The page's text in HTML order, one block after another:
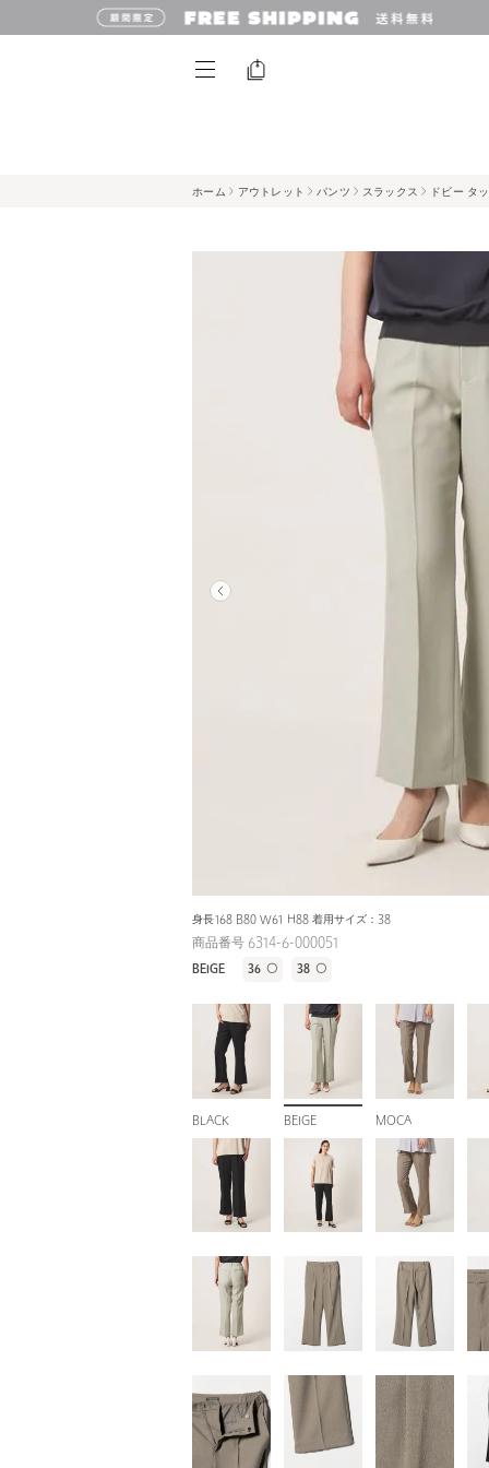
ホーム アウトレット パンツ スラックス ドビー タ
身長168 B80 W61 H88 着用サイズ：38
商品番号 6314-6-000051
BEIGE 36 〇 38 〇
BLACK BEIGE MOCA